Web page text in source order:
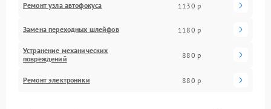
Ремонт узла автофокуса 1130 р
Замена переходных шлейфов 1180 р
Устранение механических
повреждений
880 р
Ремонт электроники 880 р